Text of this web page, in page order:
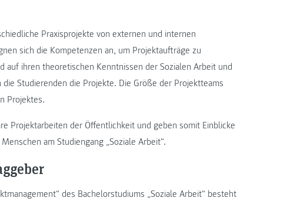
Praxisprojekte von externen und internen
sich die Kompetenzen an, um Projektaufträge zu
auf ihren theoretischen Kenntnissen der Sozialen Arbeit und
Studierenden die Projekte. Die Größe der Projektteams
Projektes.
Projektarbeiten der Öffentlichkeit und geben somit Einblicke
am Studiengang „Soziale Arbeit“.
des Bachelorstudiums „Soziale Arbeit“ besteht